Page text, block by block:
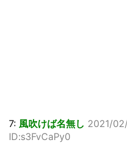
7: 風吹けば名無し 2021/
ID:s3FvCaPy0